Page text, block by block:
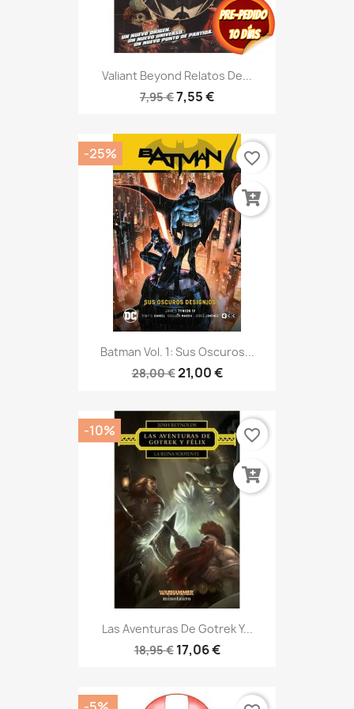
Valiant Beyond Relatos De...
7,95 €7,55 €
Batman Vol. 1: Sus Oscuros...
28,00 €21,00 €
-25% favorite_border
Las Aventuras De Gotrek Y...
18,95 € 17,06 €
-10% favorite_border